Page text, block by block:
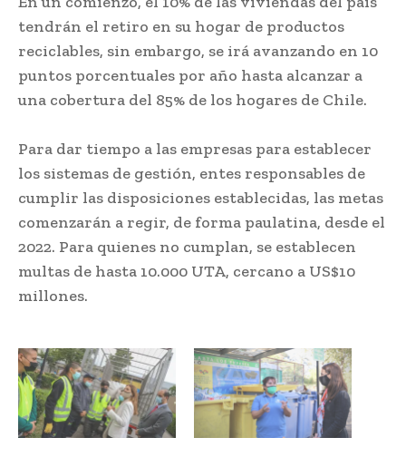
tendrán el retiro en su hogar de productos
reciclables, sin embargo, se irá avanzando en 10
puntos porcentuales por año hasta alcanzar a
una cobertura del 85% de los hogares de Chile.
Para dar tiempo a las empresas para establecer
los sistemas de gestión, entes responsables de
cumplir las disposiciones establecidas, las metas
comenzarán a regir, de forma paulatina, desde el
2022. Para quienes no cumplan, se establecen
multas de hasta 10.000 UTA, cercano a US$10
millones.